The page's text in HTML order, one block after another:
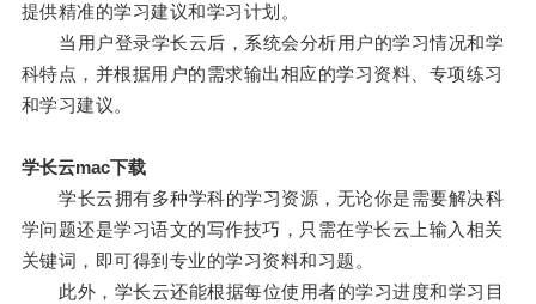
提供精准的学习建议和学习计划。
当用户登录学长云后，系统会分析用户的学习情况和学
科特点，并根据用户的需求输出相应的学习资料、专项练习
和学习建议。
学长云mac下载
学长云拥有多种学科的学习资源，无论你是需要解决科
学问题还是学习语文的写作技巧，只需在学长云上输入相关
关键词，即可得到专业的学习资料和习题。
此外，学长云还能根据每位使用者的学习进度和学习目